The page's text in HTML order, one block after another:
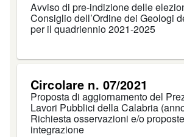
Avviso di pre-indizione delle
Consiglio dell’Ordine dei Geologi
per il quadriennio 2021-2025
Circolare n. 07/2021
Proposta di aggiornamento del
Lavori Pubblici della Calabria
Richiesta osservazioni e/o
integrazione